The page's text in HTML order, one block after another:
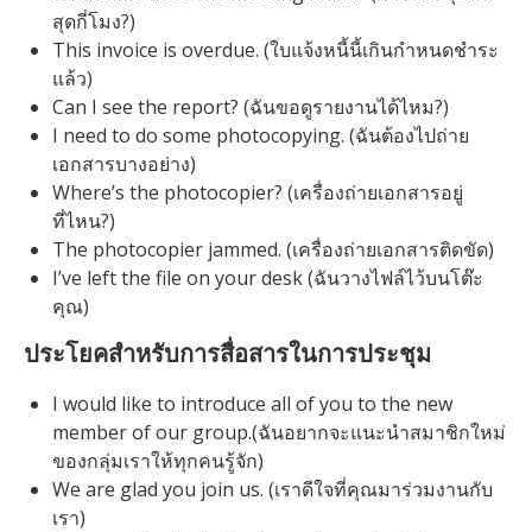
สุดกี่โมง?)
This invoice is overdue. (ใบแจ้งหนี้นี้เกินกำหนดชำระ
แล้ว)
Can I see the report? (ฉันขอดูรายงานได้ไหม?)
I need to do some photocopying. (ฉันต้องไปถ่าย
เอกสารบางอย่าง)
Where’s the photocopier? (เครื่องถ่ายเอกสารอยู่
ที่ไหน?)
The photocopier jammed. (เครื่องถ่ายเอกสารติดขัด)
I’ve left the file on your desk (ฉันวางไฟล์ไว้บนโต๊ะ
คุณ)
ประโยคสำหรับการสื่อสารในการประชุม
I would like to introduce all of you to the new
member of our group.(ฉันอยากจะแนะนำสมาชิกใหม่
ของกลุ่มเราให้ทุกคนรู้จัก)
We are glad you join us. (เราดีใจที่คุณมาร่วมงานกับ
เรา)